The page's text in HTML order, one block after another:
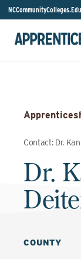
NCCommunityColleges.Edu
Contact: Dr.
Dr.
COUNTY